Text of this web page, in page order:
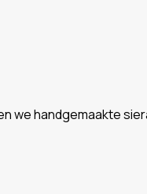
we handgemaakte